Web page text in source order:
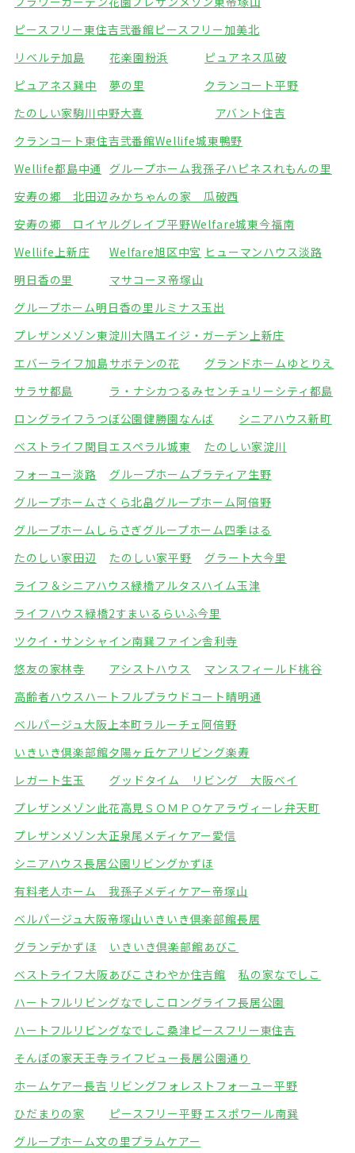
ピースフリー東住吉弐番館ピースフリー加美北
リベルテ加島
花楽園粉浜
ピュアネス瓜破
ピュアネス巽中
夢の里
クランコート平野
たのしい家駒川中野大喜
アバント住吉
クランコート東住吉弐番館Wellife城東鴨野
Wellife都島中通
グループホーム我孫子ハピネスれもんの里
安寿の郷 北田辺 みかちゃんの家 瓜破西
安寿の郷 ロイヤルグレイブ平野Welfare城東今福南
Wellife上新庄
Welfare旭区中宮 ヒューマンハウス淡路
明日香の里
マサコーヌ帝塚山
グループホーム明日香の里 ルミナス玉出
プレザンメゾン東淀川大隅エイジ・ガーデン上新庄
エバーライフ加島サボテンの花
グランドホームゆとりえ
サラサ都島
ラ・ナシカつるみセンチュリーシティ都島
ロングライフうつぼ公園健勝園なんば
シニアハウス新町
ベストライフ関目エスペラル城東
たのしい家淀川
フォーユー淡路
グループホームプラティア生野
グループホームさくら北畠グループホーム阿倍野
グループホームしらさぎグループホーム四季はる
たのしい家田辺
たのしい家平野
グラート大今里
ライフ＆シニアハウス緑橋アルタスハイム玉津
ライフハウス緑橋2すまいるらいふ今里
ツクイ・サンシャイン南巽ファイン舎利寺
悠友の家林寺
アシストハウス
マンスフィールド桃谷
高齢者ハウスハートフルプラウドコート晴明通
ベルパージュ大阪上本町ラルーチェ阿倍野
いきいき倶楽部館夕陽ヶ丘ケアリビング楽寿
レガート生玉
グッドタイム リビング 大阪ベイ
プレザンメゾン此花高見 ＳＯＭＰＯケアラヴィーレ弁天町
プレザンメゾン大正泉尾 メディケアー愛信
シニアハウス長居公園 リビングかずほ
有料老人ホーム 我孫子メディケアー帝塚山
ベルパージュ大阪帝塚山いきいき倶楽部館長居
グランデかずほ
いきいき倶楽部館あびこ
ベストライフ大阪あびこ さわやか住吉館
私の家なでしこ
ハートフルリビングなでしこ ロングライフ長居公園
ハートフルリビングなでしこ桑津ピースフリー東住吉
そんぽの家天王寺ライフビュー長居公園通り
ホームケアー長吉 リビングフォレスト フォーユー平野
ひだまりの家
ピースフリー平野エスポワール南巽
グループホーム文の里プラムケアー